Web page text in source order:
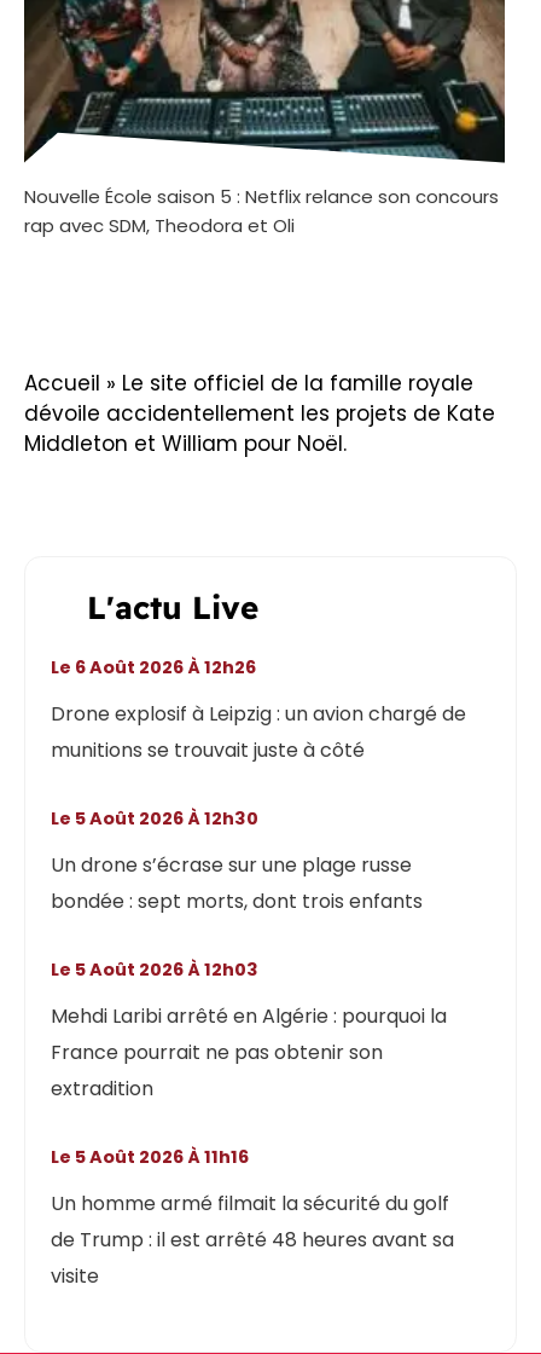
Nouvelle École saison 5 : Netflix relance son concours
rap avec SDM, Theodora et Oli
Accueil » Le site officiel de la famille royale
dévoile accidentellement les projets de Kate
Middleton et William pour Noël.
L'actu Live
Drone explosif à Leipzig : un avion chargé de
munitions se trouvait juste à côté
Le 6 Août 2026 À 12h26
Un drone s’écrase sur une plage russe
bondée : sept morts, dont trois enfants
Le 5 Août 2026 À 12h30
Mehdi Laribi arrêté en Algérie : pourquoi la
France pourrait ne pas obtenir son
extradition
Le 5 Août 2026 À 12h03
Un homme armé filmait la sécurité du golf
de Trump : il est arrêté 48 heures avant sa
visite
Le 5 Août 2026 À 11h16